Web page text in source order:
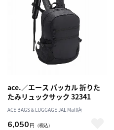
ace.／エース パッカル 折りた
たみリュックサック 32341
ACE BAGS＆LUGGAGE JAL Mall店
6,050 円 （税込）